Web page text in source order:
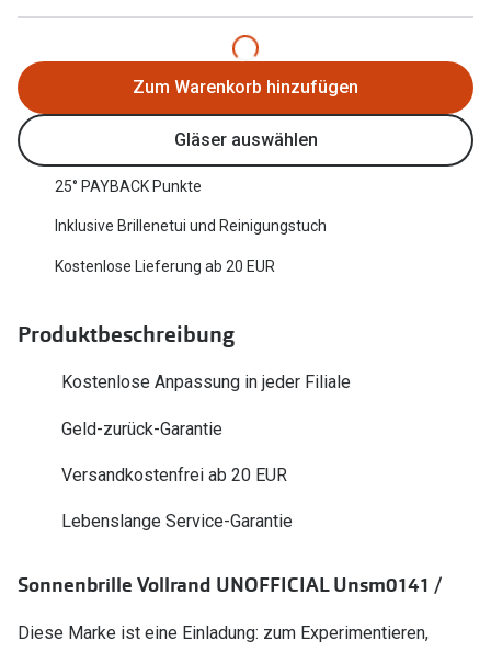
Trends
Nuance Audio Brille
Ray-Ban Meta
Oakley Meta
Brillentrends 2026
Glaspakete
Glasveredelungen
Brillenbügel
Brillenetuis
Zum Warenkorb hinzufügen
Gläser auswählen
25° PAYBACK Punkte
Inklusive Brillenetui und Reinigungstuch
Kostenlose Lieferung ab 20 EUR
Produktbeschreibung
Kostenlose Anpassung in jeder Filiale
Geld-zurück-Garantie
Versandkostenfrei ab 20 EUR
Lebenslange Service-Garantie
Sonnenbrille Vollrand UNOFFICIAL Unsm0141 /
Diese Marke ist eine Einladung: zum Experimentieren,